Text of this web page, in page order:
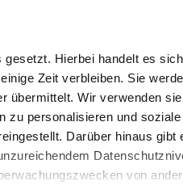
Hierbei handelt es
Zeit verbleiben. Sie
übermittelt. Wir verwenden
personalisieren und
Darüber hinaus gibt
von